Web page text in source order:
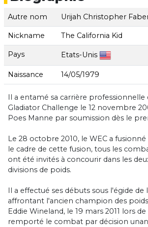
Autre nom Urijah Christopher
Nickname The California Kid
Pays Etats-Unis
Naissance 14/05/1979
Il a entamé sa carrière professionnelle
Gladiator Challenge le 12 novembre
Poes Manne par soumission dès le
Le 28 octobre 2010, le WEC a fusionné
le cadre de cette fusion, tous les
ont été invités à concourir dans les
divisions de poids.
Il a effectué ses débuts sous l'égide de
affrontant l'ancien champion des
Eddie Wineland, le 19 mars 2011 lors de
remporté le combat par décision